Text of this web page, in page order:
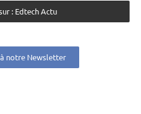
: Edtech Actu
notre Newsletter